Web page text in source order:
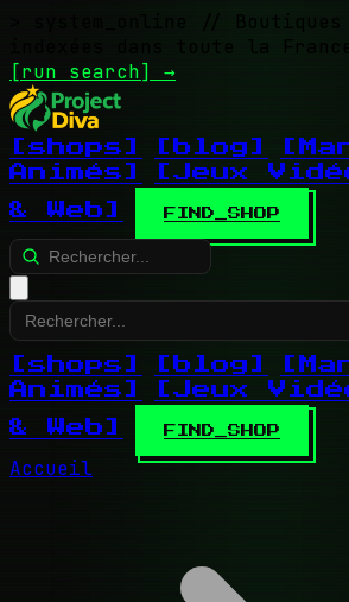
// Boutiques
indexées dans toute la France
[run search] →
[shops] [blog]
Animés]
[Jeux
& Web]
FIND_SHOP
[shops] [blog]
Animés]
[Jeux
& Web]
FIND_SHOP
Accueil